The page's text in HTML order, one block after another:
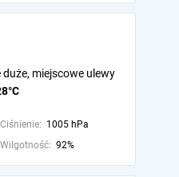
miejscowe ulewy
Ciśnienie: 1005 hPa
Wilgotność: 92%